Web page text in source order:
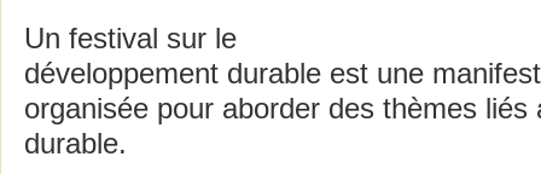
Un festival sur le
développement durable est une
organisée pour aborder des thèmes liés
durable.